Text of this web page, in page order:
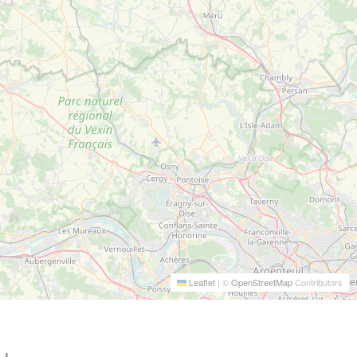
Leaflet | ©OpenStreetMapContributors